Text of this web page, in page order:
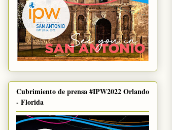
Cubrimiento de prensa #IPW2022 Orlando
- Florida